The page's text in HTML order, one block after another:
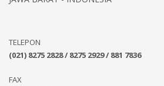
TELEPON
(021) 8275 2828 / 8275 2929 / 881 7836
FAX